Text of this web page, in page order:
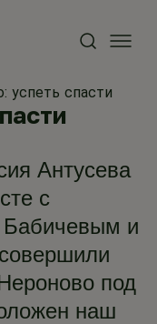
успеть спасти
Антусева
с
Бабичевым и
под
наш